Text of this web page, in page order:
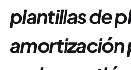
plantillas de
amortización